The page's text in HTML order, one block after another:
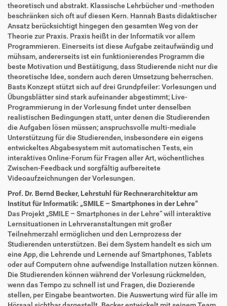
theoretisch und abstrakt. Klassische Lehrbücher und -methoden
beschränken sich oft auf diesen Kern. Hannah Basts didaktischer
Ansatz berücksichtigt hingegen den gesamten Weg von der
Theorie zur Praxis. Praxis heißt in der Informatik vor allem
Programmieren. Einerseits ist diese Aufgabe zeitaufwändig und
mühsam, andererseits ist ein funktionierendes Programm die
beste Motivation und Bestätigung, dass Studierende nicht nur die
theoretische Idee, sondern auch deren Umsetzung beherrschen.
Basts Konzept stützt sich auf drei Grundpfeiler: Vorlesungen und
Übungsblätter sind stark aufeinander abgestimmt; Live-
Programmierung in der Vorlesung findet unter denselben
realistischen Bedingungen statt, unter denen die Studierenden
die Aufgaben lösen müssen; anspruchsvolle multi-mediale
Unterstützung für die Studierenden, insbesondere ein eigens
entwickeltes Abgabesystem mit automatischen Tests, ein
interaktives Online-Forum für Fragen aller Art, wöchentliches
Zwischen-Feedback und sorgfältig aufbereitete
Videoaufzeichnungen der Vorlesungen.
Prof. Dr. Bernd Becker, Lehrstuhl für Rechnerarchitektur am
Institut für Informatik: „SMILE – Smartphones in der Lehre“
Das Projekt „SMILE – Smartphones in der Lehre“ will interaktive
Lernsituationen in Lehrveranstaltungen mit großer
Teilnehmerzahl ermöglichen und den Lernprozess der
Studierenden unterstützen. Bei dem System handelt es sich um
eine App, die Lehrende und Lernende auf Smartphones, Tablets
oder auf Computern ohne aufwendige Installation nutzen können.
Die Studierenden können während der Vorlesung rückmelden,
wenn das Tempo zu schnell ist und Fragen, die Dozierende
stellen, per Eingabe beantworten. Die Auswertung wird für alle im